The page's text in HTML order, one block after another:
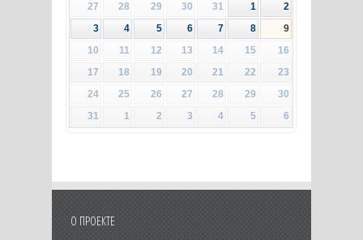
27 28 29 30 31 1
2
3
4 5 6 7 8
9
10
11 12 13 14 15
16
17
18 19 20 21 22
23
24
25 26 27 28 29
30
31
1 2 3 4 5 6
О ПРОЕКТЕ